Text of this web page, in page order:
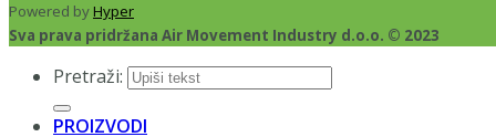
Powered byHyper
Sva prava pridržana Air Movement Industry d.o.o. © 2023
Pretraži:
PROIZVODI